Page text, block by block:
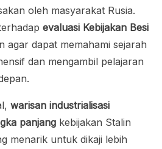
oleh masyarakat Rusia.
evaluasi Kebijakan Besi
agar dapat memahami sejarah
dan mengambil pelajaran
warisan industrialisasi
panjang kebijakan Stalin
menarik untuk dikaji lebih